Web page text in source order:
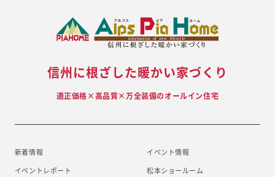
信州に根ざした暖かい家づくり
適正価格×高品質×万全装備のオールイン住宅
新着情報
イベント情報
イベントレポート
松本ショールーム